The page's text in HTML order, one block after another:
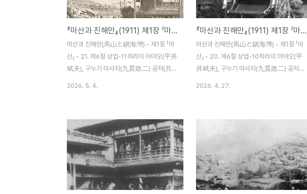
된다면 이곳에 모이는 미곡 수량도 역시 늘어
날 것이다. 따라서 본업의 전도는 양양하다고
할 것이다. 아래 표는 정미 기계 종류, 정미력,
기타를 가게별로 나누어 표시한 것이다.이름
기관수마력임원직공한달 연료소비량총수량
생산가격사무기..
고 하겠다. 기후와 수질이 제법 좋은 데다가
그 원료가 되는 이곳의 쌀은 전 조선에서 최
양질로서, 또한 그 값이 내지에 비해 보통 3
할 이상 저렴하다. 현재의 양조법은 조금 오
래되고 소규모지만 개량을 하면 내지산(內地
産)에 ..
『마산과 진해만』(1911) 제1장 「마산」 - 21. 제6절 상업-11
마산과 진해만(馬山と鎭海灣) - 제1장 「마
산」 - 21. 제6절 상업-11히라이 아야오(平井
斌夫), 구누기 마사지(九貫政二) 공저(共
국의 신문을 판매하고 있다. 그는 친절하며
일을 확실하게 해서 장사는 날로 확장세에 있
다. 가장 많이 나가는 것이 마산신보(馬山新
報) 700부, 오사카마이니치(大阪毎日)는
500부이며 그다음이 오사카아사히(大阪朝
日) 300부가 된다. 그 뒤에 부산일보(釜山
2026. 5. 4.
『마산과 진해만』(1911) 제1장 「마산」 - 20. 제6절 상업-10
마산과 진해만(馬山と鎭海灣) - 제1장 「마
산」 - 20. 제6절 상업-10히라이 아야오(平
井斌夫), 구누기 마사지(九貫政二) 공저
35명, 임원으로 조합장 가와무라 마쓰노스케
[(川村松之助), 혼마치, 부조합장 야마모토
고사쿠[(山本幸作), 교마치, 회계 가와구치
만조[(河口萬造), 교마치, 협의원 호리에 다
마노신(堀江玉之進), 오카모토 헤이마쓰
2026. 4. 27.